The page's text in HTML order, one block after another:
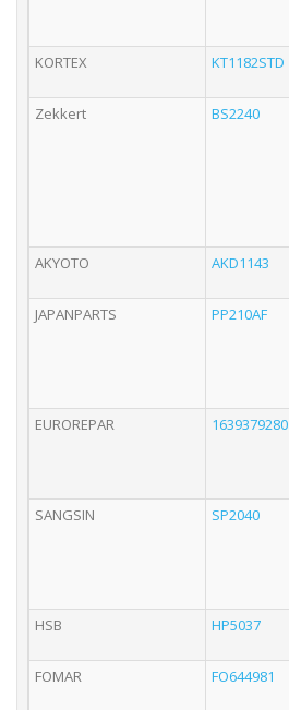
KORTEX
KT1182STD
Zekkert
BS2240
AKYOTO
AKD1143
JAPANPARTS
PP210AF
EUROREPAR
1639379280
SANGSIN
SP2040
HSB
HP5037
FOMAR
FO644981